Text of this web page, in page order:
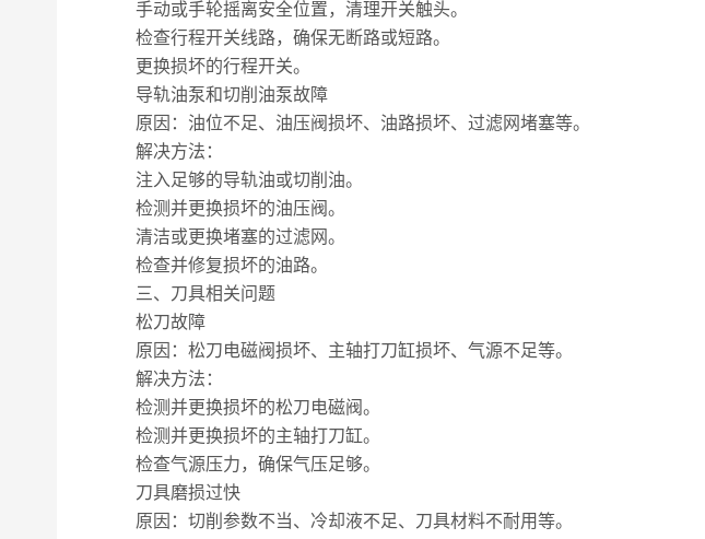
手动或手轮摇离安全位置，清理开关触头。
检查行程开关线路，确保无断路或短路。
更换损坏的行程开关。
导轨油泵和切削油泵故障
原因：油位不足、油压阀损坏、油路损坏、过滤网堵塞等。
解决方法：
注入足够的导轨油或切削油。
检测并更换损坏的油压阀。
清洁或更换堵塞的过滤网。
检查并修复损坏的油路。
三、刀具相关问题
松刀故障
原因：松刀电磁阀损坏、主轴打刀缸损坏、气源不足等。
解决方法：
检测并更换损坏的松刀电磁阀。
检测并更换损坏的主轴打刀缸。
检查气源压力，确保气压足够。
刀具磨损过快
原因：切削参数不当、冷却液不足、刀具材料不耐用等。